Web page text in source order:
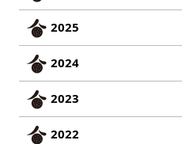
2025
2024
2023
2022